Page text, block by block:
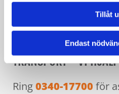
Tillåt
Endast
SÅHÄR GÖR DU NÄR
VÄGASSISTANS,
TRANSPORT - VI
Ring0340-17700 för